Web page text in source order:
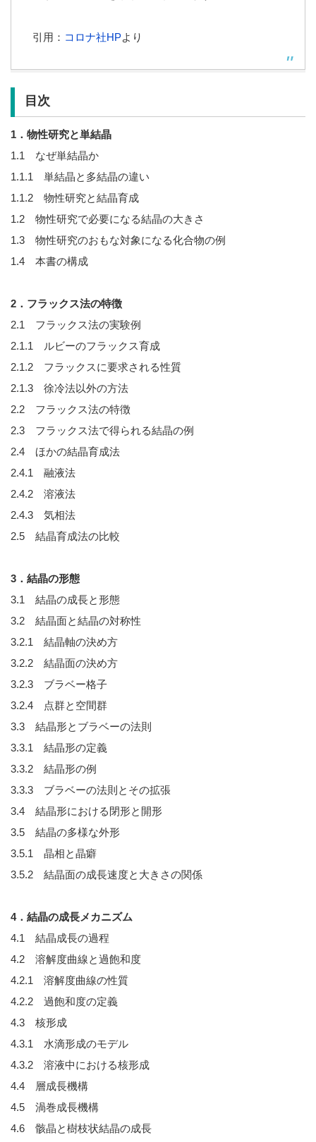
引用： コロナ社HPより
目次
1．物性研究と単結晶
1.1 なぜ単結晶か
1.1.1 単結晶と多結晶の違い
1.1.2 物性研究と結晶育成
1.2 物性研究で必要になる結晶の大きさ
1.3 物性研究のおもな対象になる化合物の例
1.4 本書の構成
2．フラックス法の特徴
2.1 フラックス法の実験例
2.1.1 ルビーのフラックス育成
2.1.2 フラックスに要求される性質
2.1.3 徐冷法以外の方法
2.2 フラックス法の特徴
2.3 フラックス法で得られる結晶の例
2.4 ほかの結晶育成法
2.4.1 融液法
2.4.2 溶液法
2.4.3 気相法
2.5 結晶育成法の比較
3．結晶の形態
3.1 結晶の成長と形態
3.2 結晶面と結晶の対称性
3.2.1 結晶軸の決め方
3.2.2 結晶面の決め方
3.2.3 ブラベー格子
3.2.4 点群と空間群
3.3 結晶形とブラベーの法則
3.3.1 結晶形の定義
3.3.2 結晶形の例
3.3.3 ブラベーの法則とその拡張
3.4 結晶形における閉形と開形
3.5 結晶の多様な外形
3.5.1 晶相と晶癖
3.5.2 結晶面の成長速度と大きさの関係
4．結晶の成長メカニズム
4.1 結晶成長の過程
4.2 溶解度曲線と過飽和度
4.2.1 溶解度曲線の性質
4.2.2 過飽和度の定義
4.3 核形成
4.3.1 水滴形成のモデル
4.3.2 溶液中における核形成
4.4 層成長機構
4.5 渦巻成長機構
4.6 骸晶と樹枝状結晶の成長